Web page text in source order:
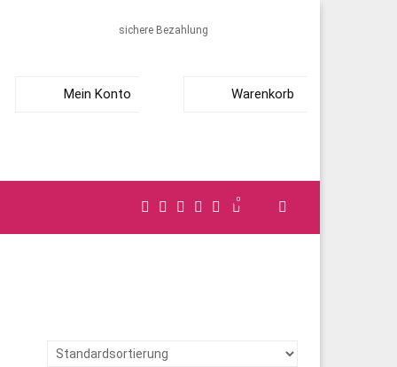
sichere Bezahlung
Mein Konto Warenkorb
0